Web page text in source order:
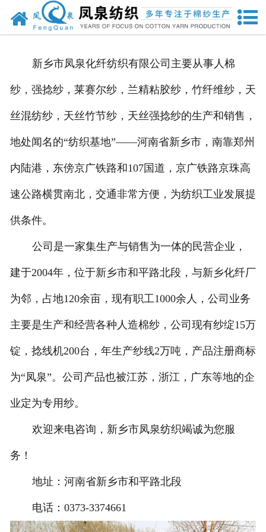
网站首页
资质荣誉
厂房设备
企业文化
新乡市凤泉化纤纺织有限公司主要从事人棉
纱，强捻纱，莱赛尔纱，兰精粘胶纱，竹纤维纱，天
丝混纺纱，天丝竹节纱，天丝强捻纱的生产和销售，
地处闻名的“纺织基地”——河南省新乡市，南靠郑州
内陆港，东傍京广铁路和107国道，京广铁路京珠高
速公路横贯南北，交通非常方便，为纺织工业发展提
供条件。
公司是一家集生产与销售为一体的民营企业，
建于2004年，位于新乡市和平路北段，与新乡化纤厂
为邻，占地120余亩，现有职工1000余人，公司业务
主要是生产和经营各种人造棉纱，公司现有纱绽15万
锭，捻线机200台，年生产纱线2万吨，产品注册商标
为“凤泉”。公司产品也被江苏，浙江，广东等地的企
业定为专用纱。
欢迎来电咨询，新乡市凤泉纺织竭诚为您服
务！
地址：河南省新乡市和平路北段
电话：0373-3374661